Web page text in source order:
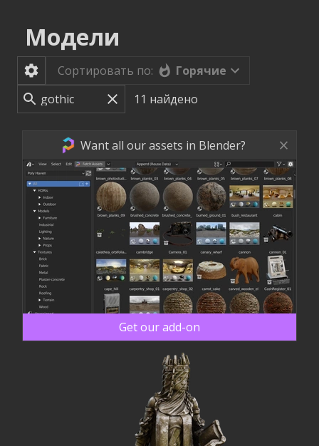
Модели
Сортировать по:
Горячие
11 найдено
Want all our assets in Blender?
Get our add-on